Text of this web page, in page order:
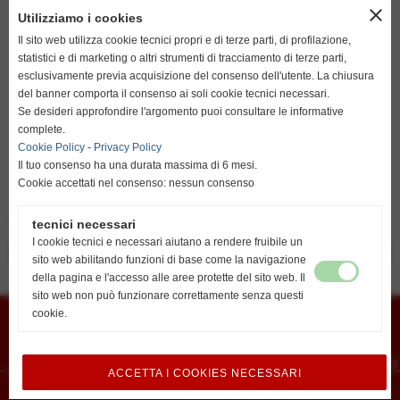
Gooooaaaall!!!!
<< precedente
Union Vis ssdrl
Recapiti telefonici:
Realizzazione siti web www.sitoper.it
resta su italiano
go to english
http://www.unionvislendinara.it
close
Utilizziamo i cookies
Il sito web utilizza cookie tecnici propri e di terze parti, di profilazione,
statistici e di marketing o altri strumenti di tracciamento di terze parti,
esclusivamente previa acquisizione del consenso dell'utente. La chiusura
del banner comporta il consenso ai soli cookie tecnici necessari.
Se desideri approfondire l'argomento puoi consultare le informative
complete.
Cookie Policy - Privacy Policy
Il tuo consenso ha una durata massima di 6 mesi.
Cookie accettati nel consenso: nessun consenso
tecnici necessari
I cookie tecnici e necessari aiutano a rendere fruibile un
sito web abilitando funzioni di base come la navigazione
della pagina e l'accesso alle aree protette del sito web. Il
sito web non può funzionare correttamente senza questi
cookie.
ACCETTA I COOKIES NECESSARI